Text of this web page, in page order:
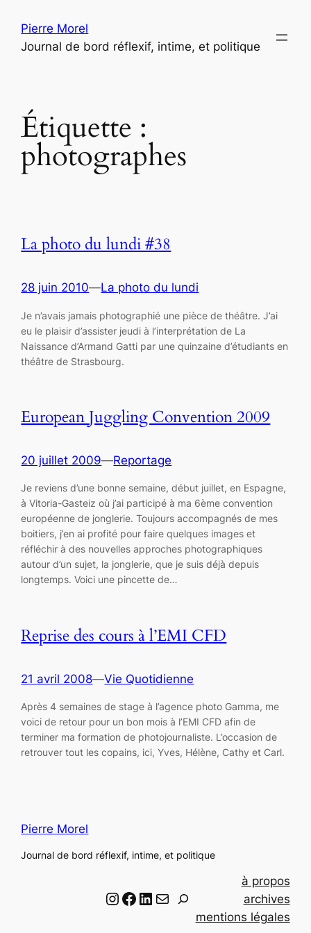
contenu
Pierre Morel
Journal de bord réflexif, intime, et politique
Étiquette :
photographes
La photo du lundi #38
28 juin 2010—La photo du lundi
Je n’avais jamais photographié une pièce de théâtre. J’ai
eu le plaisir d’assister jeudi à l’interprétation de La
Naissance d’Armand Gatti par une quinzaine d’étudiants en
théâtre de Strasbourg.
European Juggling Convention 2009
20 juillet 2009—Reportage
Je reviens d’une bonne semaine, début juillet, en Espagne,
à Vitoria-Gasteiz où j’ai participé à ma 6ème convention
européenne de jonglerie. Toujours accompagnés de mes
boitiers, j’en ai profité pour faire quelques images et
réfléchir à des nouvelles approches photographiques
autour d’un sujet, la jonglerie, que je suis déjà depuis
longtemps. Voici une pincette de…
Reprise des cours à l’EMI CFD
21 avril 2008—Vie Quotidienne
Après 4 semaines de stage à l’agence photo Gamma, me
voici de retour pour un bon mois à l’EMI CFD afin de
terminer ma formation de photojournaliste. L’occasion de
retrouver tout les copains, ici, Yves, Hélène, Cathy et Carl.
Pierre Morel
Journal de bord réflexif, intime, et politique
Instagram Facebook LinkedIn Email
à propos
archives
mentions légales